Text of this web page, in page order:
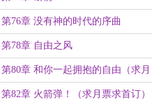
第76章 没有神的时代的序曲
第78章 自由之风
第80章 和你一起拥抱的自由（求月
票求首订）
第82章 火箭弹！（求月票求首订）